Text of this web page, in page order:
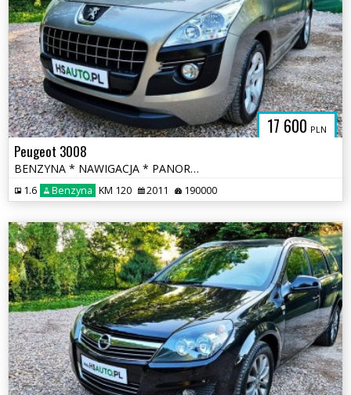
17 600 PLN
Peugeot 3008
BENZYNA * NAWIGACJA * PANORAMA * super * okazja * polecamy
1.6 Benzyna KM 120 2011 190000